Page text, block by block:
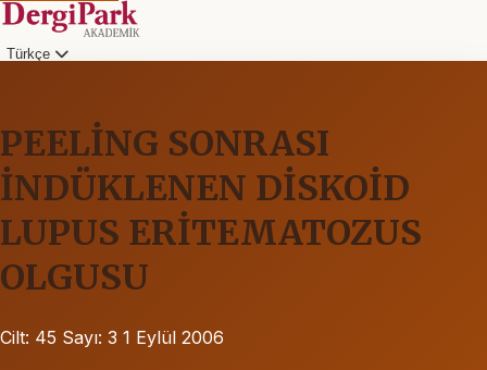
Türkçe
PEELİNG SONRASI
İNDÜKLENEN DİSKOİD
LUPUS ERİTEMATOZUS
OLGUSU
Cilt: 45 Sayı: 3 1 Eylül 2006